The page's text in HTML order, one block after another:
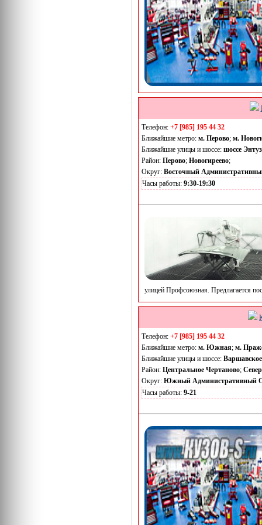
Телефон: +7 [985] 195 44 32
Ближайшие метро: м. Перово; м.
Ближайшие улицы и шоссе: шоссе
Район: Перово; Новогиреево;
Округ: Восточный
Часы работы: 9:30-19:30
улицей Профсоюзная. Предлагается
Телефон: +7 [985] 195 44 32
Ближайшие метро: м. Южная; м.
Ближайшие улицы и шоссе:
Район: Центральное Чертаново;
Округ: Южный Административный
Часы работы: 9-21